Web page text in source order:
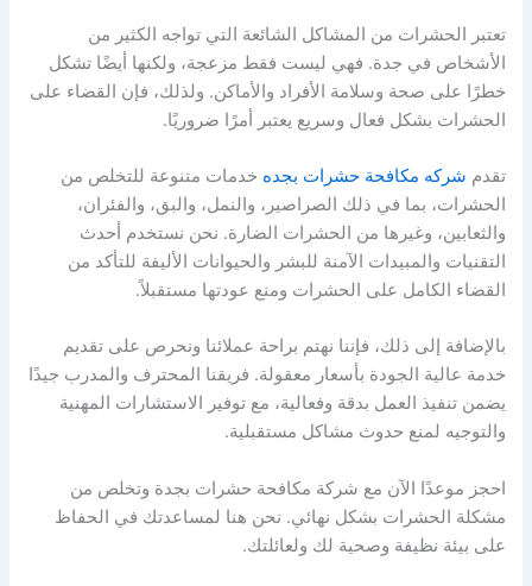
تعتبر الحشرات من المشاكل الشائعة التي تواجه الكثير من
الأشخاص في جدة. فهي ليست فقط مزعجة، ولكنها أيضًا تشكل
خطرًا على صحة وسلامة الأفراد والأماكن. ولذلك، فإن القضاء على
الحشرات بشكل فعال وسريع يعتبر أمرًا ضروريًا.
تقدم شركه مكافحة حشرات بجده خدمات متنوعة للتخلص من
الحشرات، بما في ذلك الصراصير، والنمل، والبق، والفئران،
والثعابين، وغيرها من الحشرات الضارة. نحن نستخدم أحدث
التقنيات والمبيدات الآمنة للبشر والحيوانات الأليفة للتأكد من
القضاء الكامل على الحشرات ومنع عودتها مستقبلاً.
بالإضافة إلى ذلك، فإننا نهتم براحة عملائنا ونحرص على تقديم
خدمة عالية الجودة بأسعار معقولة. فريقنا المحترف والمدرب جيدًا
يضمن تنفيذ العمل بدقة وفعالية، مع توفير الاستشارات المهنية
والتوجيه لمنع حدوث مشاكل مستقبلية.
احجز موعدًا الآن مع شركة مكافحة حشرات بجدة وتخلص من
مشكلة الحشرات بشكل نهائي. نحن هنا لمساعدتك في الحفاظ
على بيئة نظيفة وصحية لك ولعائلتك.